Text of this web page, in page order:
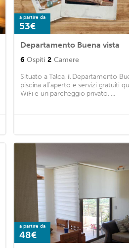
a partire da
53€
Departamento Buena vista
6 Ospiti 2 Camere
Situato a Talca, il Departamento
piscina all'aperto e servizi gratuiti
WiFi e un parcheggio privato. ...
a partire da
48€